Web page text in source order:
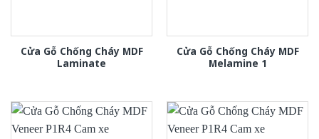
Cửa Gỗ Chống Cháy MDF
Laminate
Cửa Gỗ Chống Cháy MDF
Melamine 1